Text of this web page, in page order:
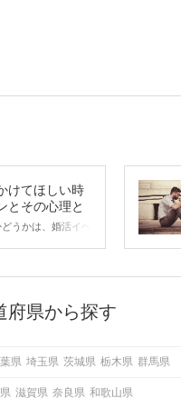
けてほしい時
とその心理と
うかは、婚活イベ
本格的に始めようと
女性が異性を求めて
性が話しかけて欲
婚活イベントで実
府県から探す
県 埼玉県 茨城県 栃木県 群馬県
滋賀県 奈良県 和歌山県